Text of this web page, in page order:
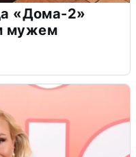
«Дома-2»
мужем